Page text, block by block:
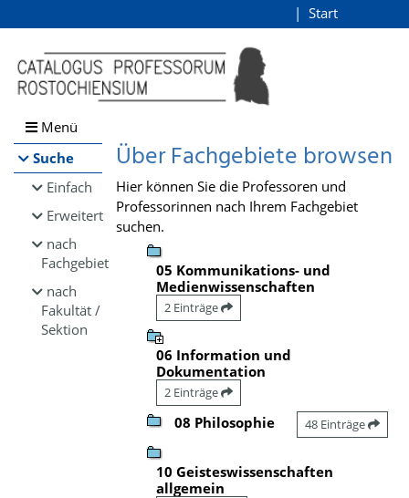
Browsen
direkt zum Inhalt
Start
Menü
Suche
Einfach
Erweitert
nach
Fachgebiet
nach
Fakultät /
Sektion
Über Fachgebiete browsen
Hier können Sie die Professoren und
Professorinnen nach Ihrem Fachgebiet
suchen.
05 Kommunikations- und
Medienwissenschaften
2 Einträge
06 Information und
Dokumentation
2 Einträge
08 Philosophie 48 Einträge
10 Geisteswissenschaften
allgemein